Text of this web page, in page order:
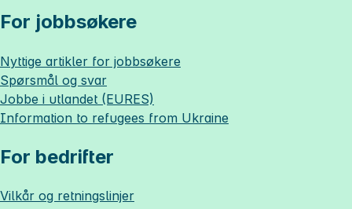
For jobbsøkere
Nyttige artikler for jobbsøkere
Spørsmål og svar
Jobbe i utlandet (EURES)
Information to refugees from Ukraine
For bedrifter
Vilkår og retningslinjer